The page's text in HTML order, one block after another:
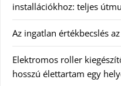
installációkhoz: teljes
Az ingatlan értékbecslés
Elektromos roller
hosszú élettartam egy